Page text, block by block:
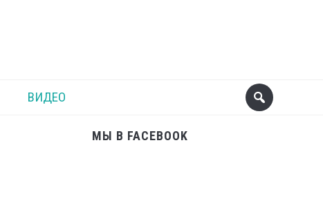
ВИДЕО
МЫ В FACEBOOK